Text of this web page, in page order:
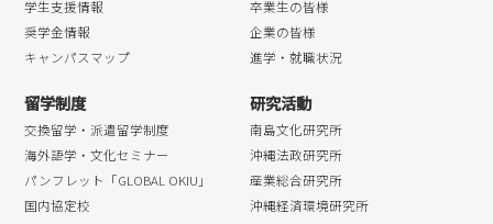
学生支援情報
奨学金情報
キャンパスマップ
卒業生の皆様
企業の皆様
進学・就職状況
留学制度
交換留学・派遣留学制度
海外語学・文化セミナー
パンフレット「GLOBAL OKIU」
国内協定校
研究活動
南島文化研究所
沖縄法政研究所
産業総合研究所
沖縄経済環境研究所